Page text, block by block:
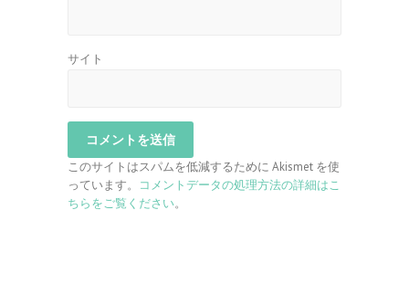
サイト
このサイトはスパムを低減するために Akismet を使
っています。
コメントデータの処理方法の詳細はこ
ちらをご覧ください。